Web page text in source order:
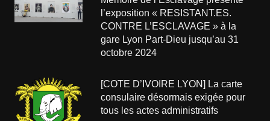
l’exposition « RESISTANT.ES.
CONTRE L’ESCLAVAGE » à la
gare Lyon Part-Dieu jusqu’au 31
octobre 2024
[COTE D’IVOIRE LYON] La carte
consulaire désormais exigée pour
tous les actes administratifs